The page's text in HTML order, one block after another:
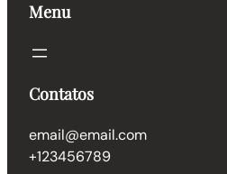
Menu
Contatos
email@email.com
+123456789